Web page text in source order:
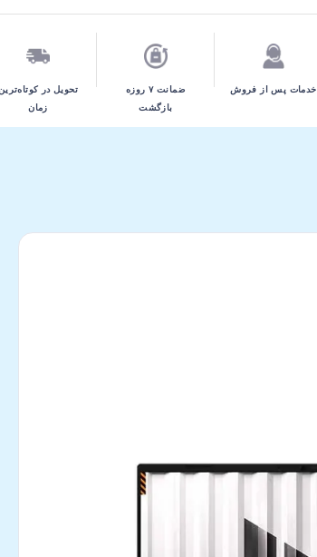
خدمات پس از فروش
ضمانت ۷ روزه
بازگشت
تحویل در کوتاه‌ترین
زمان